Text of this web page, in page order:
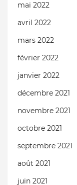
mai 2022
avril 2022
mars 2022
février 2022
janvier 2022
décembre 2021
novembre 2021
octobre 2021
septembre 2021
août 2021
juin 2021